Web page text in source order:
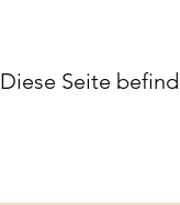
Diese Seite